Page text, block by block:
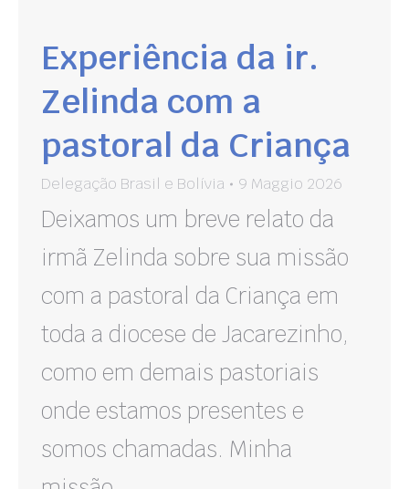
Experiência da ir.
Zelinda com a
pastoral da Criança
Delegação Brasil e Bolívia 9 Maggio 2026
Deixamos um breve relato da
irmã Zelinda sobre sua missão
com a pastoral da Criança em
toda a diocese de Jacarezinho,
como em demais pastoriais
onde estamos presentes e
somos chamadas. Minha